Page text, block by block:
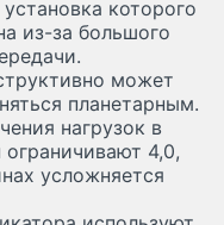
которого
из-за большого
может
планетарным.
нагрузок в
4,0,
усложняется